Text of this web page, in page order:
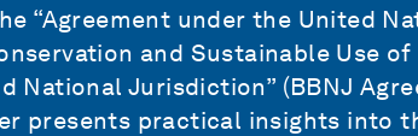
“Agreement under the United
and Sustainable Use
National Jurisdiction” (BBNJ
presents practical insights into